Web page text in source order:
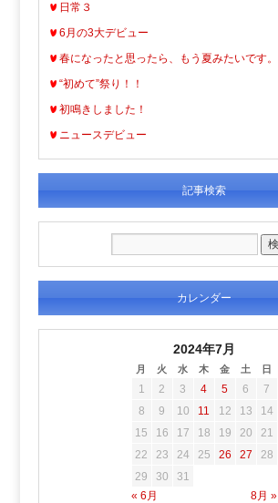
日常３
6月の3大デビュー
春になったと思ったら、もう夏みたいです。
“初めて”祭り！！
初鳴きしました！
ニュースデビュー
記事検索
カレンダー
2024年7月
月 火 水 木 金 土 日
« 6月 8月 »
1 2 3 4 5 6
7
8
9 10 11 12 13
14
15
16 17 18 19 20
21
22
23 24 25 26 27
28
29
30 31